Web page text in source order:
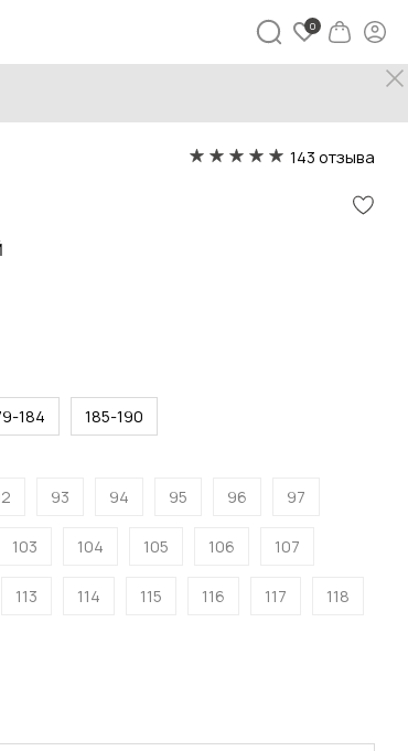
143 отзыва
184 185-190
93 94 95 96 97
103 104 105 106 107
113 114 115 116 117 118